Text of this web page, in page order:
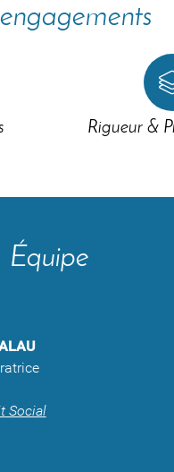
Rigueur &
Équipe
Social